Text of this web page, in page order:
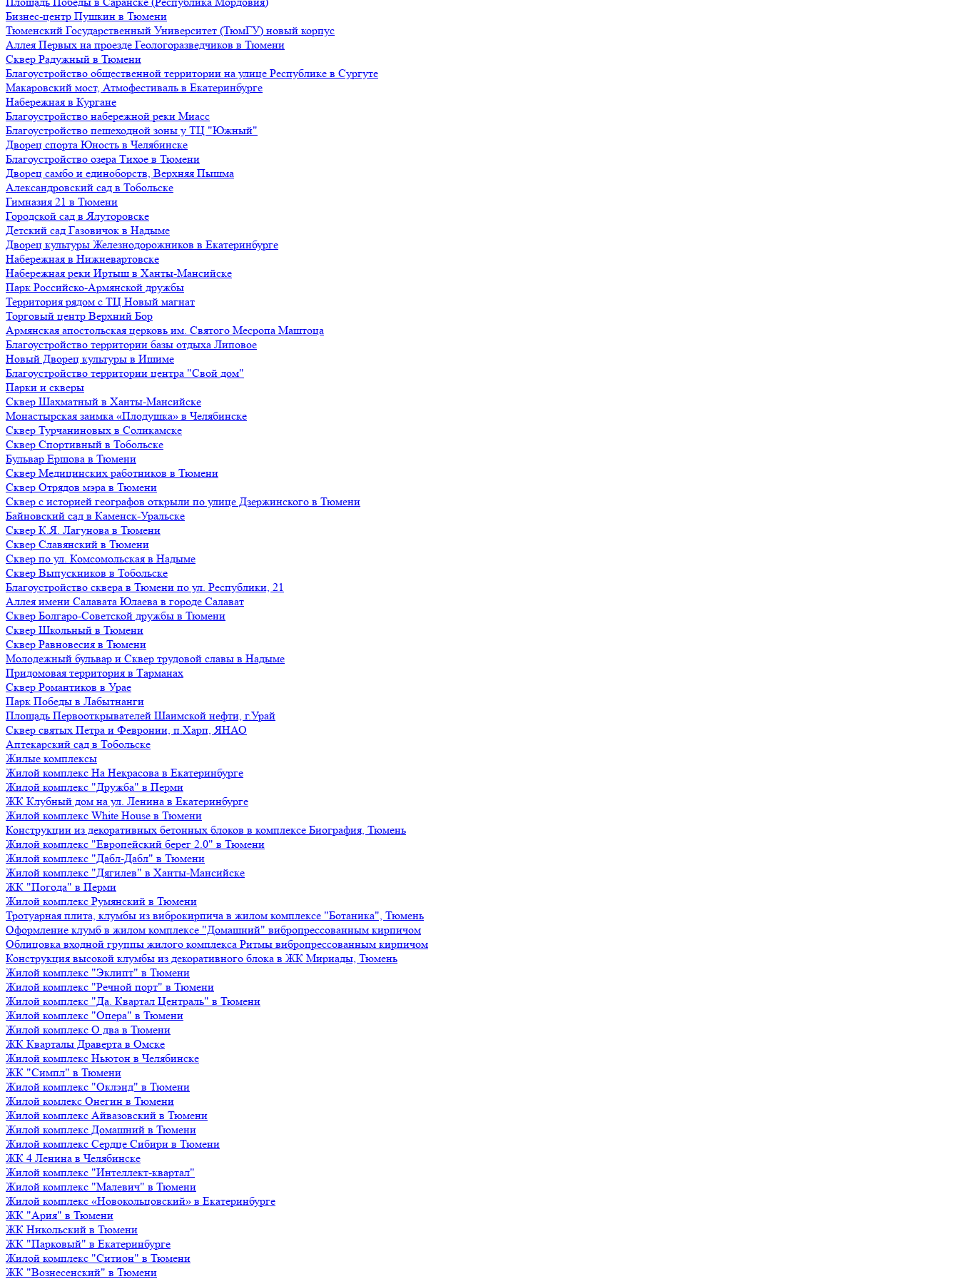
Бизнес-центр Пушкин в Тюмени
Тюменский Государственный Университет (ТюмГУ) новый корпус
Аллея Первых на проезде Геологоразведчиков в Тюмени
Сквер Радужный в Тюмени
Благоустройство общественной территории на улице Республике в Сургуте
Макаровский мост, Атмофестиваль в Екатеринбурге
Набережная в Кургане
Благоустройство набережной реки Миасс
Благоустройство пешеходной зоны у ТЦ "Южный"
Дворец спорта Юность в Челябинске
Благоустройство озера Тихое в Тюмени
Дворец самбо и единоборств, Верхняя Пышма
Александровский сад в Тобольске
Гимназия 21 в Тюмени
Городской сад в Ялуторовске
Детский сад Газовичок в Надыме
Дворец культуры Железнодорожников в Екатеринбурге
Набережная в Нижневартовске
Набережная реки Иртыш в Ханты-Мансийске
Парк Российско-Армянской дружбы
Территория рядом с ТЦ Новый магнат
Торговый центр Верхний Бор
Армянская апостольская церковь им. Святого Месропа Маштоца
Благоустройство территории базы отдыха Липовое
Нoвый Двoрeц культуры в Ишимe
Благоустройство территории центра "Свой дом"
Парки и скверы
Сквер Шахматный в Ханты-Мансийске
Монастырская заимка «Плодушка» в Челябинске
Сквер Турчаниновых в Соликамске
Сквер Спортивный в Тобольске
Бульвар Ершова в Тюмени
Сквер Медицинских работников в Тюмени
Сквер Отрядов мэра в Тюмени
Сквер с историей географов открыли по улице Дзержинского в Тюмени
Байновский сад в Каменск-Уральске
Сквер К.Я. Лагунова в Тюмени
Сквер Славянский в Тюмени
Сквер по ул. Комсомольская в Надыме
Сквер Выпускников в Тобольске
Благоустройство сквера в Тюмени по ул. Республики, 21
Аллея имени Салавата Юлаева в городе Салават
Сквер Болгаро-Советской дружбы в Тюмени
Сквер Школьный в Тюмени
Сквер Равновесия в Тюмени
Молодежный бульвар и Сквер трудовой славы в Надыме
Придомовая территория в Тарманах
Сквер Романтиков в Урае
Парк Победы в Лабытнанги
Площадь Первооткрывателей Шаимской нефти, г.Урай
Сквер святых Петра и Февронии, п.Харп, ЯНАО
Аптекарский сад в Тобольске
Жилые комплексы
Жилой комплекс На Некрасова в Екатеринбурге
Жилой комплекс "Дружба" в Перми
ЖК Клубный дом на ул. Ленина в Екатеринбурге
Жилой комплекс White House в Тюмени
Конструкции из декоративных бетонных блоков в комплексе Биография, Тюмень
Жилой комплекс "Европейский берег 2.0" в Тюмени
Жилой комплекс "Дабл-Дабл" в Тюмени
Жилой комплекс "Дягилев" в Ханты-Мансийске
ЖК "Погода" в Перми
Жилой комплекс Румянский в Тюмени
Тротуарная плита, клумбы из виброкирпича в жилом комплексе "Ботаника", Тюмень
Оформление клумб в жилом комплексе "Домашний" вибропрессованным кирпичом
Облицовка входной группы жилого комплекса Ритмы вибропрессованным кирпичом
Конструкция высокой клумбы из декоративного блока в ЖК Мириады, Тюмень
Жилой комплекс "Эклипт" в Тюмени
Жилой комплекс "Речной порт" в Тюмени
Жилой комплекс "Да. Квартал Централь" в Тюмени
Жилой комплекс "Опера" в Тюмени
Жилой комплекс О два в Тюмени
ЖК Кварталы Драверта в Омске
Жилой комплекс Ньютон в Челябинске
ЖК "Симпл" в Тюмени
Жилой комплекс "Оклэнд" в Тюмени
Жилой комлекс Онегин в Тюмени
Жилой комплекс Айвазовский в Тюмени
Жилой комплекс Домашний в Тюмени
Жилой комплекс Сердце Сибири в Тюмени
ЖК 4 Ленина в Челябинске
Жилой комплекс "Интеллект-квартал"
Жилой комплекс "Малевич" в Тюмени
Жилой комплекс «Новокольцовский» в Екатеринбурге
ЖК "Ария" в Тюмени
ЖК Никольский в Тюмени
ЖК "Парковый" в Екатеринбурге
Жилой комплекс "Ситион" в Тюмени
ЖК "Вознесенский" в Тюмени